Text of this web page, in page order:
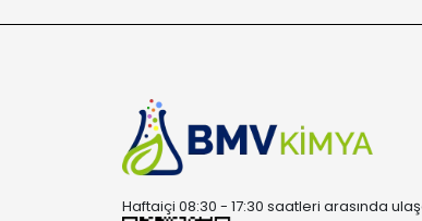
Haftaiçi 08:30 - 17:30 saatleri arasında